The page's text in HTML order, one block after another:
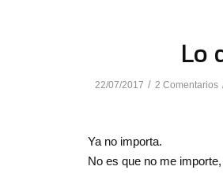
Lo
22/07/2017 / 2 Comentarios
Ya no importa.
No es que no me